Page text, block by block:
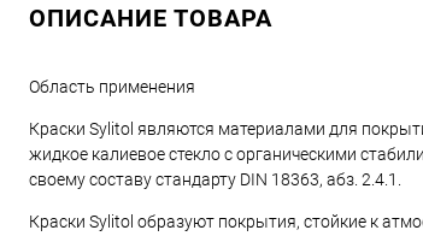
ОПИСАНИЕ ТОВАРА
Область применения
Краски Sylitol являются материалами для
жидкое калиевое стекло с органическими
своему составу стандарту DIN 18363, абз. 2.4.1.
Краски Sylitol образуют покрытия, стойкие к